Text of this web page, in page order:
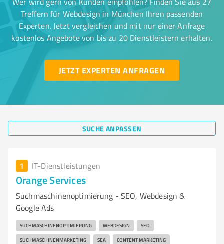
Treffern für Webdesign in München Ihren passenden
Experten. Jetzt vergleichen und mit nur einer Anfrage
kostenlos Angebote von bis zu 20 Dienstleistern erhalten.
JETZT EXPERTEN ANFRAGEN
SUCHE ANPASSEN
1 IT-Dienstleistungen
Orange Services
Suchmaschinenoptimierung - SEO, Webdesign &
Google Ads
SUCHMASCHINENOPTIMIERUNG WEBDESIGN SEO
SUCHMASCHINENMARKETING SEA CONTENT MARKETING